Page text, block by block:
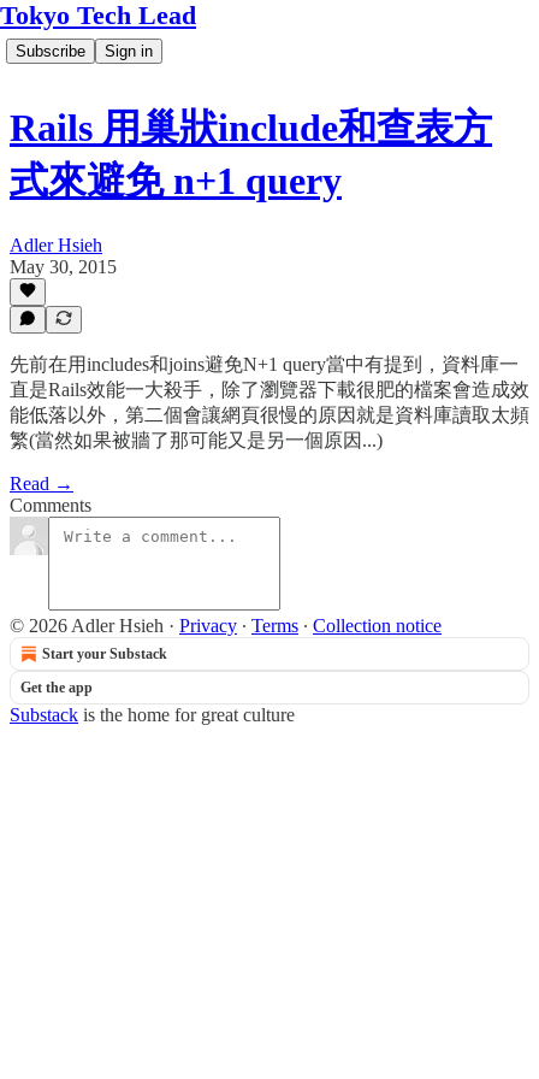
Tokyo Tech Lead
Subscribe Sign in
Rails 用巢狀include和查表方
式來避免 n+1 query
Adler Hsieh
May 30, 2015
先前在用includes和joins避免N+1 query當中有提到，資料庫一
直是Rails效能一大殺手，除了瀏覽器下載很肥的檔案會造成效
能低落以外，第二個會讓網頁很慢的原因就是資料庫讀取太頻
繁(當然如果被牆了那可能又是另一個原因...)
Read →
Comments
© 2026 Adler Hsieh · Privacy ∙ Terms ∙ Collection notice
Start your Substack
Get the app
Substack is the home for great culture